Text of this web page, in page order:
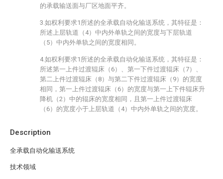
Description
全承载自动化输送系统
技术领域
的承载输送面与厂区地面平齐。
3.如权利要求1所述的全承载自动化输送系统，其特征是：
所述上层轨道（4）中内外单轨之间的宽度与下层轨道
（5）中内外单轨之间的宽度相同。
4.如权利要求1所述的全承载自动化输送系统，其特征是：
所述第一上件过渡辊床（6）、第一下件过渡辊床（7）、
第二上件过渡辊床（8）与第二下件过渡辊床（9）的宽度
相同，第一上件过渡辊床（6）的宽度与第一上下件辊床升
降机（2）中的辊床的宽度相同，且第一上件过渡辊床
（6）的宽度小于上层轨道（4）中内外单轨之间的宽度。